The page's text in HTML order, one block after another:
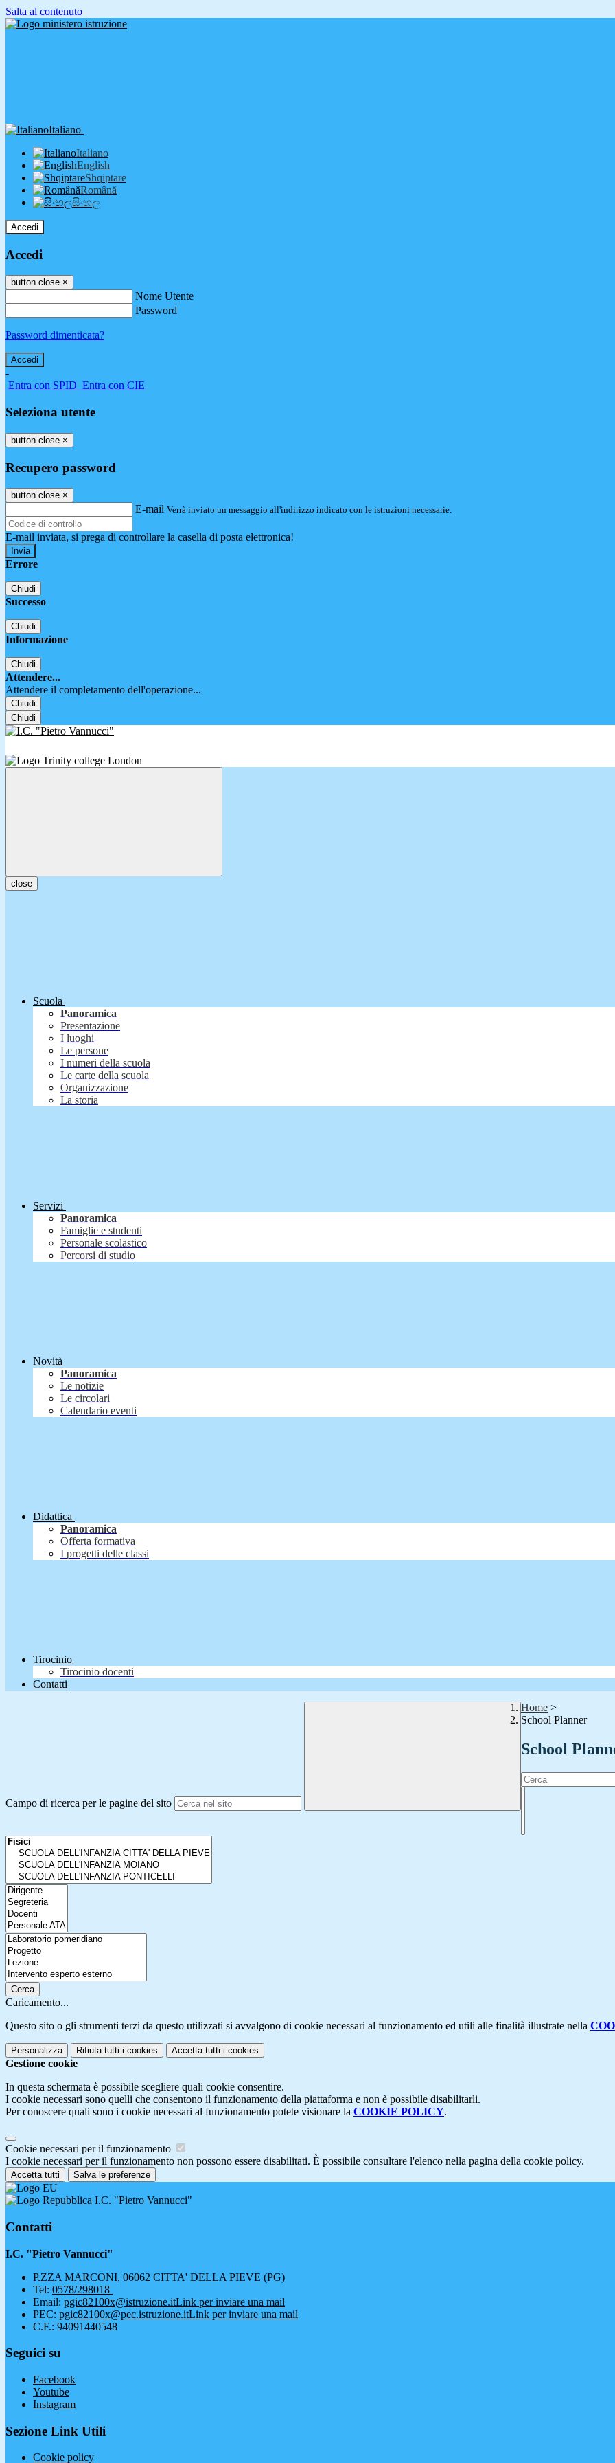
Salta al contenuto
Italiano
Italiano
English
Shqiptare
Română
සිංහල
Accedi
Accedi
button close ×
Nome Utente
Password
Password dimenticata?
-
Entra con SPID Entra con CIE
Seleziona utente
button close ×
Recupero password
button close ×
E-mail Verrà inviato un messaggio all'indirizzo indicato con le istruzioni necessarie.
E-mail inviata, si prega di controllare la casella di posta elettronica!
Errore
Chiudi
Successo
Chiudi
Informazione
Chiudi
Attendere...
Attendere il completamento dell'operazione...
Chiudi
Chiudi
close
Scuola
Panoramica
Presentazione
I luoghi
Le persone
I numeri della scuola
Le carte della scuola
Organizzazione
La storia
Servizi
Panoramica
Famiglie e studenti
Personale scolastico
Percorsi di studio
Novità
Panoramica
Le notizie
Le circolari
Calendario eventi
Didattica
Panoramica
Offerta formativa
I progetti delle classi
Tirocinio
Tirocinio docenti
Contatti
Campo di ricerca per le pagine del sito
Home >
School Planner
School
Cerca
Caricamento...
Questo sito o gli strumenti terzi da questo utilizzati si avvalgono di cookie necessari al funzionamento ed utili alle finalità illustrate nella
Personalizza Rifiuta tutti i cookies Accetta tutti i cookies
Gestione cookie
In questa schermata è possibile scegliere quali cookie consentire.
I cookie necessari sono quelli che consentono il funzionamento della piattaforma e non è possibile disabilitarli.
Per conoscere quali sono i cookie necessari al funzionamento potete visionare la COOKIE POLICY.
Cookie necessari per il funzionamento
I cookie necessari per il funzionamento non possono essere disabilitati. È possibile consultare l'elenco nella pagina della cookie policy.
Accetta tutti Salva le preferenze
I.C. "Pietro Vannucci"
Contatti
I.C. "Pietro Vannucci"
P.ZZA MARCONI, 06062 CITTA' DELLA PIEVE (PG)
Tel: 0578/298018
Email: pgic82100x@istruzione.itLink per inviare una mail
PEC: pgic82100x@pec.istruzione.itLink per inviare una mail
C.F.: 94091440548
Seguici su
Facebook
Youtube
Instagram
Sezione Link Utili
Cookie policy